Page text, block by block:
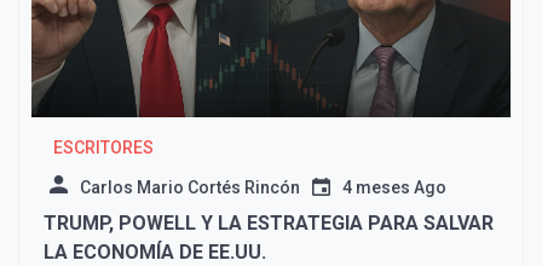
ESCRITORES
Carlos Mario Cortés Rincón 4 meses Ago
TRUMP, POWELL Y LA ESTRATEGIA PARA SALVAR
LA ECONOMÍA DE EE.UU.